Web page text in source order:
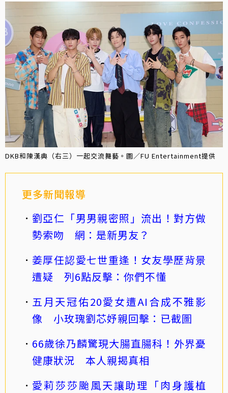
DKB和陳漢典（右三）一起交流舞藝。圖／FU Entertainment提供
更多新聞報導
劉亞仁「男男親密照」流出！對方做
勢索吻 網：是新男友？
姜厚任認愛七世重逢！女友學歷背景
遭疑 列6點反擊：你們不懂
五月天冠佑20愛女遭AI合成不雅影
像 小玫瑰劉芯妤親回擊：已截圖
66歲徐乃麟驚現大腸直腸科！外界憂
健康狀況 本人親揭真相
愛莉莎莎颱風天讓助理「肉身護植